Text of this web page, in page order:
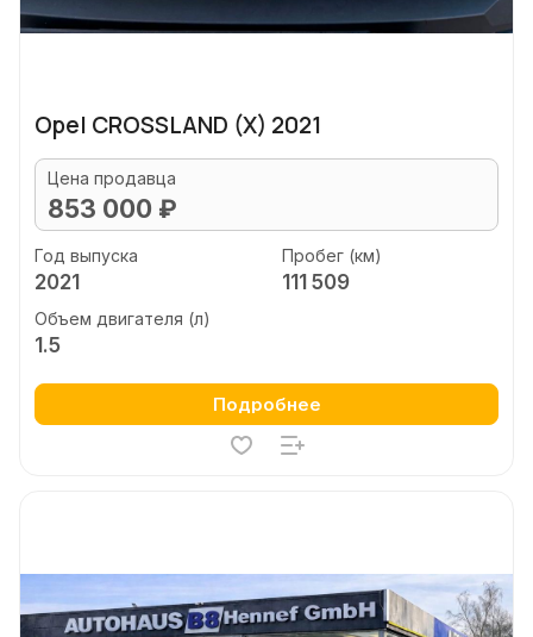
Opel CROSSLAND (X) 2021
Цена продавца
853 000 ₽
Год выпуска
2021
Пробег (км)
111 509
Объем двигателя (л)
1.5
Подробнее